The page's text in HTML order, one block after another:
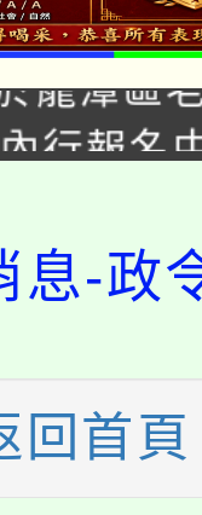
、30在
龍潭區
行報名
動會8/
舉行。
享有免
收入戶
情可洽有
科技中
習
及科技
入校路
息-政
回首頁